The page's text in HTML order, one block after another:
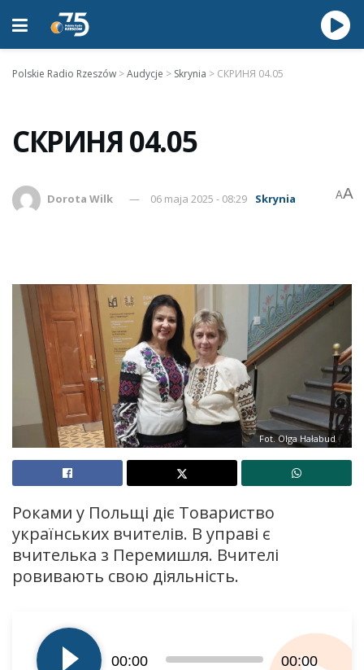
Polskie Radio Rzeszów >Audycje > Skrynia > СКРИНЯ 04.05
СКРИНЯ 04.05
Dorota Wilk 06 maja 2025 - 08:29 Skrynia AA
Fot. Olga Hałabud
Роками у Польщі діє Товариство
українських вчителів. В управі є
вчителька з Перемишля. Вчителі
ровивають свою діяльність.
plików
dźwiękowych
00:00 00:00